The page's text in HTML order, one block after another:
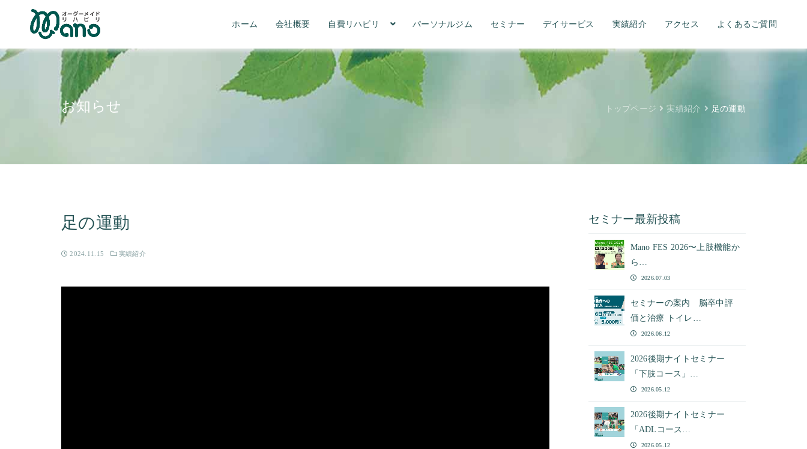
ホーム 会社概要 自費リハビリ パーソナルジム セミナー デイサービス 実績紹介 アクセス よくあるご質問
お知らせ トップページ 実績紹介 足の運動
足の運動
2024.11.15 実績紹介
セミナー最新投稿
Mano FES 2026〜上肢機能か
ら…
2026.07.03
セミナーの案内 脳卒中評
価と治療 トイレ…
2026.06.12
2026後期ナイトセミナー
「下肢コース」…
2026.05.12
2026後期ナイトセミナー
「ADLコース…
2026.05.12